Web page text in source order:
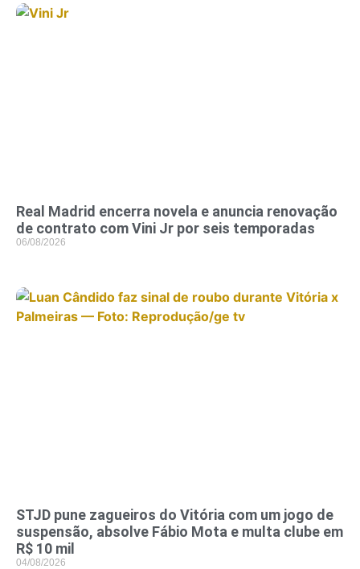
Real Madrid encerra novela e anuncia renovação
de contrato com Vini Jr por seis temporadas
06/08/2026
STJD pune zagueiros do Vitória com um jogo de
suspensão, absolve Fábio Mota e multa clube em
R$ 10 mil
04/08/2026